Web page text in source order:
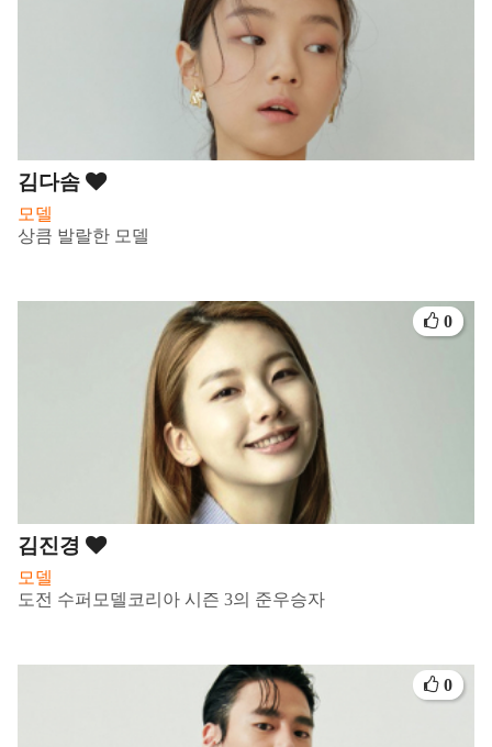
김다솜
모델
상큼 발랄한 모델
김진경
모델
도전 수퍼모델코리아 시즌 3의 준우승자
0
0